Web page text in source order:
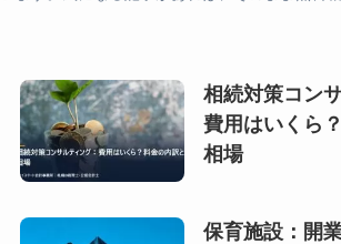
相続対策コン
費用はいくら
相場
保育施設：開